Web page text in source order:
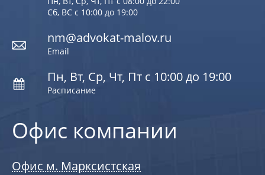
Офис компании
Офис м. Марксистская
Сб, ВС с 10:00 до 19:00
nm@advokat-malov.ru
Email
Пн, Вт, Ср, Чт, Пт с 10:00 до 19:00
Расписание